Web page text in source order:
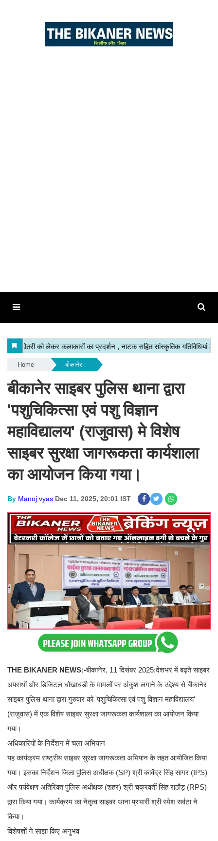
Home बीकानेर
बीकानेर साइबर पुलिस थाना द्वारा
'पशुचिकित्सा एवं पशु विज्ञान
महाविद्यालय' (राजुवास) मे विशेष
साइबर सुरक्षा जागरूकता कार्यशाला
का आयोजन किया गया।
By Manoj vyas Dec 11, 2025, 20:01 IST
THE BIKANER NEWS:-​बीकानेर, 11 दिसंबर 2025:देशभर में बढ़ते साइबर
अपराधों और डिजिटल धोखाधड़ी के मामलों पर अंकुश लगाने के उद्देश्य से बीकानेर
साइबर पुलिस थाना द्वारा गुरुवार को 'पशुचिकित्सा एवं पशु विज्ञान महाविद्यालय'
(राजुवास) में एक विशेष साइबर सुरक्षा जागरूकता कार्यशाला का आयोजन किया
गया।
​अधिकारियों के निर्देशन में चला अभियान
यह कार्यक्रम राष्ट्रीय साइबर सुरक्षा जागरूकता अभियान के तहत आयोजित किया
गया। इसका निर्देशन जिला पुलिस अधीक्षक (SP) श्री कावेंद्र सिंह सागर (IPS)
और पर्यवेक्षण अतिरिक्त पुलिस अधीक्षक (शहर) श्री चक्रवर्ती सिंह राठौड़ (RPS)
द्वारा किया गया। कार्यक्रम का नेतृत्व साइबर थाना प्रभारी श्री रमेश सर्वटा ने
किया।
​विशेषज्ञों ने साझा किए अनुभव